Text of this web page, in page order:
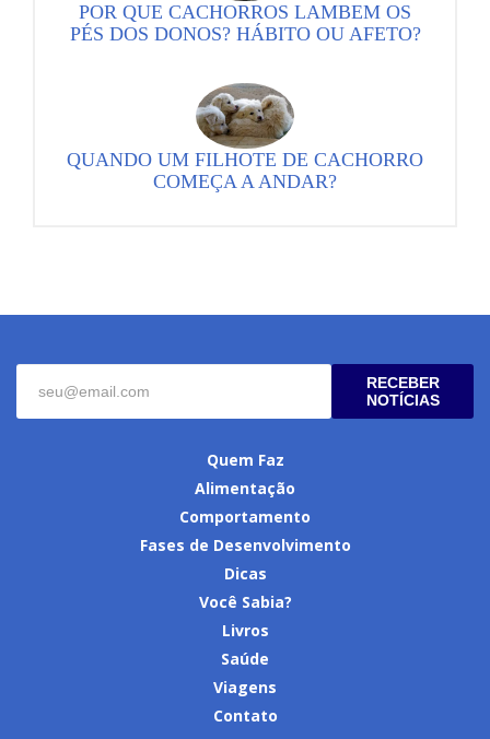
POR QUE CACHORROS LAMBEM OS
PÉS DOS DONOS? HÁBITO OU AFETO?
QUANDO UM FILHOTE DE CACHORRO
COMEÇA A ANDAR?
RECEBER
NOTÍCIAS
Quem Faz
Alimentação
Comportamento
Fases de Desenvolvimento
Dicas
Você Sabia?
Livros
Saúde
Viagens
Contato